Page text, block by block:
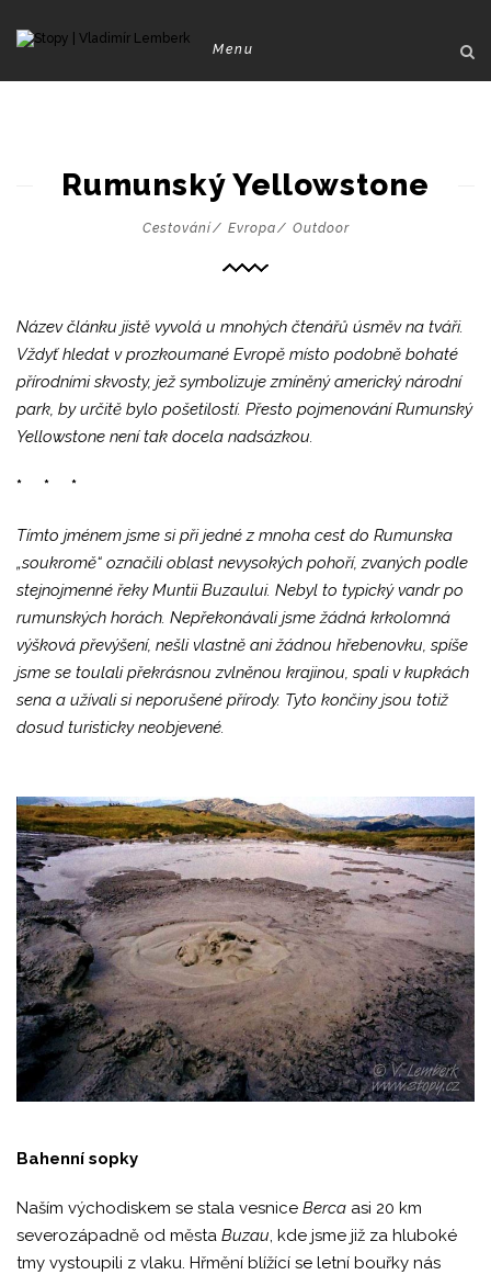
Menu
Rumunský Yellowstone
Cestování Evropa Outdoor
Název článku jistě vyvolá u mnohých čtenářů úsměv na tváři.
Vždyť hledat v prozkoumané Evropě místo podobně bohaté
přírodními skvosty, jež symbolizuje zmíněný americký národní
park, by určitě bylo pošetilostí. Přesto pojmenování Rumunský
Yellowstone není tak docela nadsázkou.
* * *
Tímto jménem jsme si při jedné z mnoha cest do Rumunska
„soukromě“ označili oblast nevysokých pohoří, zvaných podle
stejnojmenné řeky Muntii Buzaului. Nebyl to typický vandr po
rumunských horách. Nepřekonávali jsme žádná krkolomná
výšková převýšení, nešli vlastně ani žádnou hřebenovku, spíše
jsme se toulali překrásnou zvlněnou krajinou, spali v kupkách
sena a užívali si neporušené přírody. Tyto končiny jsou totiž
dosud turisticky neobjevené.
Bahenní sopky
Naším východiskem se stala vesnice Berca asi 20 km
severozápadně od města Buzau, kde jsme již za hluboké
tmy vystoupili z vlaku. Hřmění blížící se letní bouřky nás